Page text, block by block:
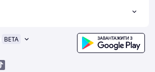
BETA